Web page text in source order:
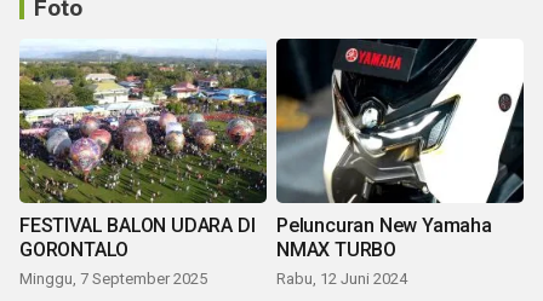
Foto
FESTIVAL BALON UDARA DI
GORONTALO
Minggu, 7 September 2025
Peluncuran New Yamaha
NMAX TURBO
Rabu, 12 Juni 2024